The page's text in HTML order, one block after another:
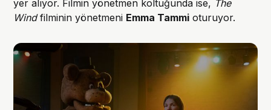
yer alıyor. Filmin yönetmen koltuğunda ise, The
Windfilminin yönetmeni Emma Tammi oturuyor.